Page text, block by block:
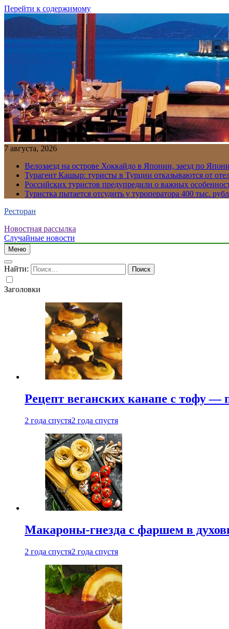
Перейти к содержимому
7 августа, 2026
Велозаезд на острове Хоккайдо в Японии, заезд по
Турагент Кашыр: туристы в Турции отказываются от
Российских туристов предупредили о важных
Туристка пытается отсудить у туроператора 400 тыс.
Ресторан
Новостная рассылка
Случайные новости
Меню
Найти:
Заголовки
Рецепт веганских канапе с тофу —
2 года спустя2 года спустя
Макароны-гнезда с фаршем в
2 года спустя2 года спустя